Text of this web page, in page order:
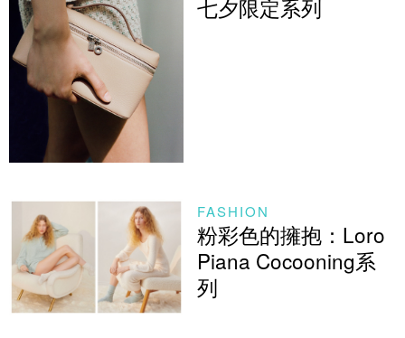
七夕限定系列
FASHION
粉彩色的擁抱：Loro
Piana Cocooning系
列